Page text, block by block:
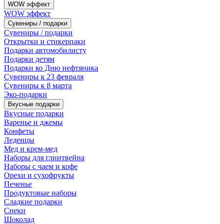
WOW эффект
WOW эффект
Сувениры / подарки
Сувениры / подарки
Открытки и стикерпаки
Подарки автомобилисту
Подарки детям
Подарки ко Дню нефтяника
Сувениры к 23 февраля
Сувениры к 8 марта
Эко-подарки
Вкусные подарки
Вкусные подарки
Варенье и джемы
Конфеты
Леденцы
Мед и крем-мед
Наборы для глинтвейна
Наборы с чаем и кофе
Орехи и сухофрукты
Печенье
Продуктовые наборы
Сладкие подарки
Снеки
Шоколад